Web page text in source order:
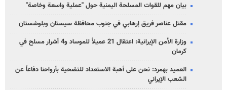
بيان مهم للقوات المسلحة اليمنية حول "عملية واسعة وخاصة"
مقتل عناصر فريق إرهابي في جنوب محافظة سيستان وبلوشستان
وزارة الأمن الإيرانية: اعتقال 21 عميلاً للموساد و4 أشرار مسلح في
كرمان
العميد بهمرد: نحن على أهبة الاستعداد للتضحية بأرواحنا دفاعاً عن
الشعب الإيراني